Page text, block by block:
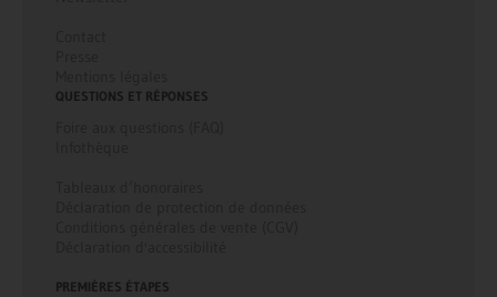
QUESTIONS ET RÉPONSES
PREMIÈRES ÉTAPES